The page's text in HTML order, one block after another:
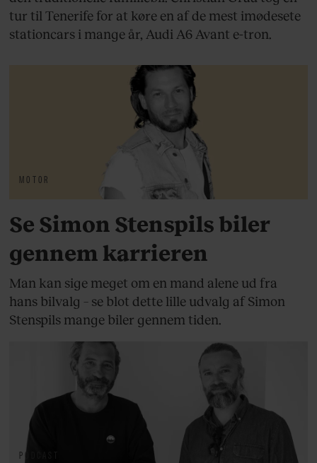
tur til Tenerife for at køre en af de mest imødesete
stationcars i mange år, Audi A6 Avant e-tron.
MOTOR
Se Simon Stenspils biler
gennem karrieren
Man kan sige meget om en mand alene ud fra
hans bilvalg – se blot dette lille udvalg af Simon
Stenspils mange biler gennem tiden.
PODCAST